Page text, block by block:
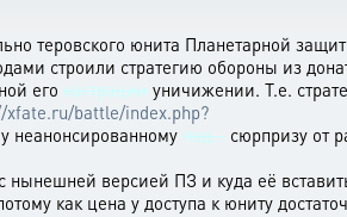
теровского юнита Планетарной
строили стратегию обороны из
его кастрации уничижении. Т.е.
xfate.ru/battle/index.php?
неанонсированному под... сюрпризу от
нынешней версией ПЗ и куда её
как цена у доступа к юниту